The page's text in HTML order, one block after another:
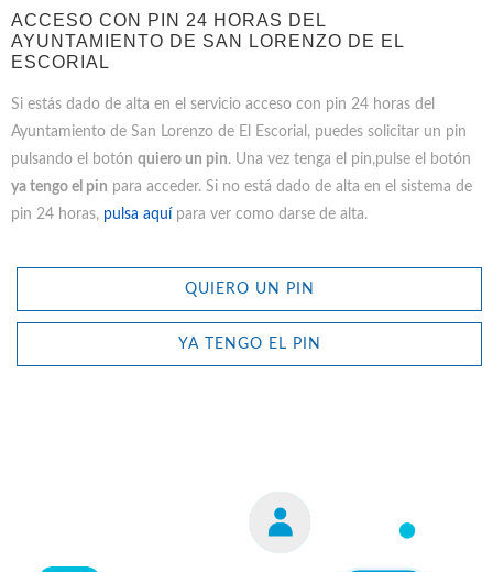
ACCESO CON PIN 24 HORAS DEL
AYUNTAMIENTO DE SAN LORENZO DE EL
ESCORIAL
Si estás dado de alta en el servicio acceso con pin 24 horas del
Ayuntamiento de San Lorenzo de El Escorial, puedes solicitar un pin
pulsando el botón quiero un pin. Una vez tenga el pin,pulse el botón
ya tengo el pin para acceder. Si no está dado de alta en el sistema de
pin 24 horas, pulsa aquí para ver como darse de alta.
QUIERO UN PIN
YA TENGO EL PIN